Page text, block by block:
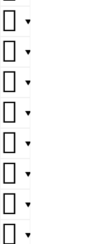
▼
▼
▼
▼
▼
▼
▼
▼